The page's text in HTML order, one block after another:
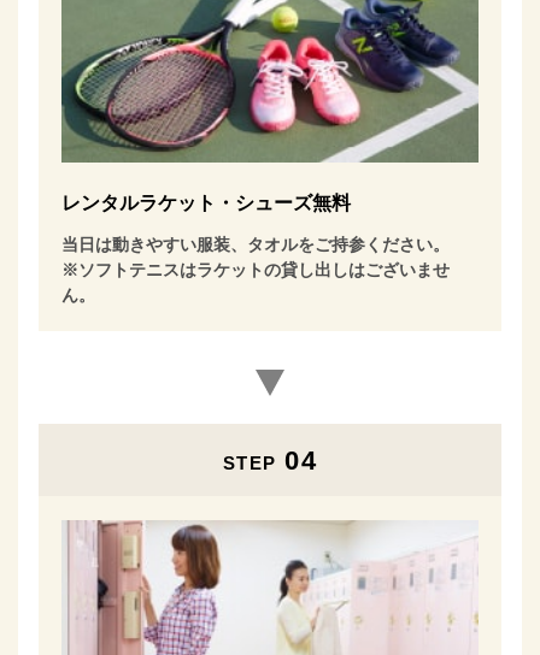
レンタルラケット・シューズ無料
当日は動きやすい服装、タオルをご持参ください。
※ソフトテニスはラケットの貸し出しはございませ
ん。
STEP 04